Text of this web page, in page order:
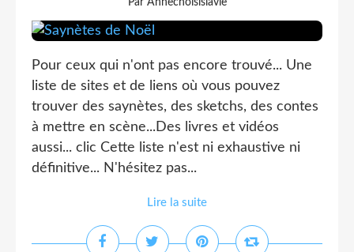
Par Annechoisislavie
Pour ceux qui n'ont pas encore trouvé... Une
liste de sites et de liens où vous pouvez
trouver des saynètes, des sketchs, des contes
à mettre en scène...Des livres et vidéos
aussi... clic Cette liste n'est ni exhaustive ni
définitive... N'hésitez pas...
Lire la suite